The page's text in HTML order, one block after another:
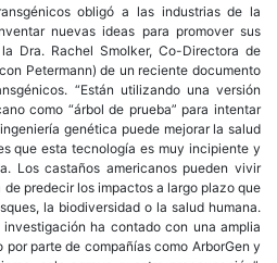
obligó a las industrias de la
nuevas ideas para promover sus
Dra. Rachel Smolker, Co-Directora de
Petermann) de un reciente documento
“Están utilizando una versión
como “árbol de prueba” para intentar
genética puede mejorar la salud
que esta tecnología es muy incipiente y
Los castaños americanos pueden vivir
de predecir los impactos a largo plazo que
la biodiversidad o la salud humana.
ha contado con una amplia
parte de compañías como ArborGen y